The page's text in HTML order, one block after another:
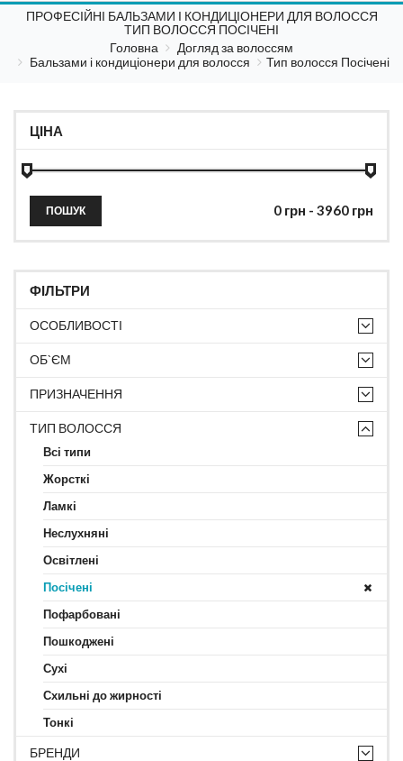
ПРОФЕСІЙНІ БАЛЬЗАМИ І КОНДИЦІОНЕРИ ДЛЯ ВОЛОССЯ
ТИП ВОЛОССЯ ПОСІЧЕНІ
Головна
Догляд за волоссям
Бальзами і кондиціонери для волосся
Тип волосся Посічені
ЦІНА
ПОШУК
ФІЛЬТРИ
ОСОБЛИВОСТІ
ОБ`ЄМ
ПРИЗНАЧЕННЯ
ТИП ВОЛОССЯ
Всі типи
Жорсткі
Ламкі
Неслухняні
Освітлені
Посічені
Пофарбовані
Пошкоджені
Сухі
Схильні до жирності
Тонкі
БРЕНДИ